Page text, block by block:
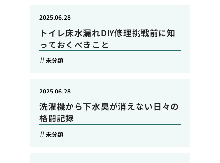
トイレ床水漏れDIY修理挑戦前に知
っておくべきこと
2025.06.28
未分類
洗濯機から下水臭が消えない日々の
格闘記録
2025.06.28
未分類